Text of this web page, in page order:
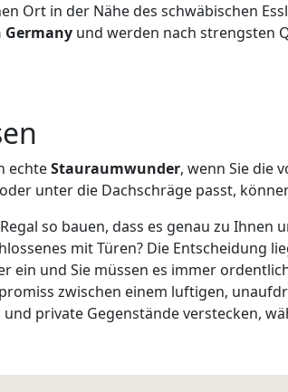
Ort in der Nähe des schwäbischen
Germany und werden nach strengsten
echteStauraumwunder, wenn Sie die
unter die Dachschräge passt,
so bauen, dass es genau zu
mit Türen? Die Entscheidung
und Sie müssen es immer
zwischen einem luftigen,
private Gegenstände verstecken,